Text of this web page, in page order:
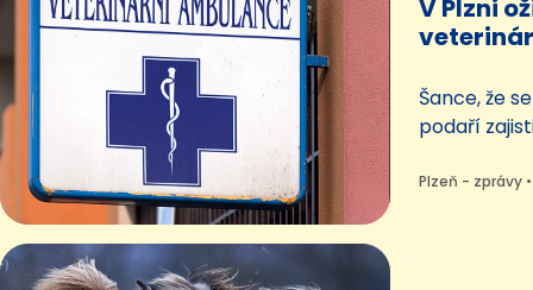
V Plzni
Šance, že
podaří
Oznámil to
Plzeň - zprávy